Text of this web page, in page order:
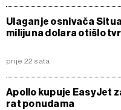
Ulaganje osnivača
milijuna dolara otišlo
prije 22 sata
Apollo kupuje EasyJet
rat ponudama